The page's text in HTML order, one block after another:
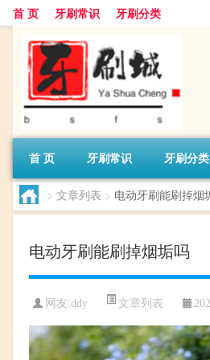
首 页 牙刷常识 牙刷分类
首 页 牙刷常识 牙刷分类
> 文章列表 > 电动牙刷能刷掉烟
电动牙刷能刷掉烟垢吗
网友:ddy 文章列表